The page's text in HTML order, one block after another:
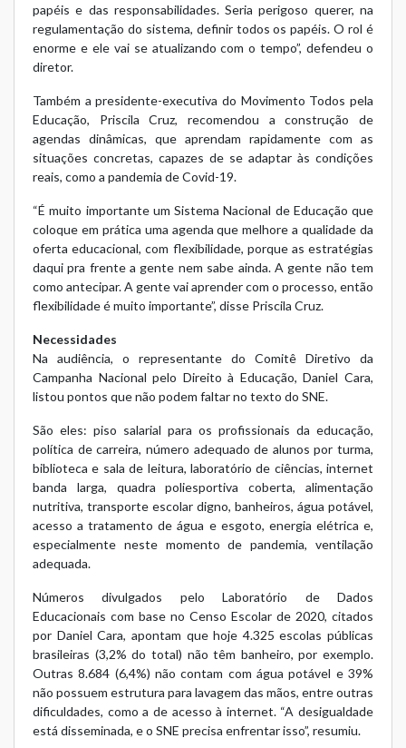
papéis e das responsabilidades. Seria perigoso querer, na
regulamentação do sistema, definir todos os papéis. O rol é
enorme e ele vai se atualizando com o tempo”, defendeu o
diretor.
Também a presidente-executiva do Movimento Todos pela
Educação, Priscila Cruz, recomendou a construção de
agendas dinâmicas, que aprendam rapidamente com as
situações concretas, capazes de se adaptar às condições
reais, como a pandemia de Covid-19.
“É muito importante um Sistema Nacional de Educação que
coloque em prática uma agenda que melhore a qualidade da
oferta educacional, com flexibilidade, porque as estratégias
daqui pra frente a gente nem sabe ainda. A gente não tem
como antecipar. A gente vai aprender com o processo, então
flexibilidade é muito importante”, disse Priscila Cruz.
Necessidades
Na audiência, o representante do Comitê Diretivo da
Campanha Nacional pelo Direito à Educação, Daniel Cara,
listou pontos que não podem faltar no texto do SNE.
São eles: piso salarial para os profissionais da educação,
política de carreira, número adequado de alunos por turma,
biblioteca e sala de leitura, laboratório de ciências, internet
banda larga, quadra poliesportiva coberta, alimentação
nutritiva, transporte escolar digno, banheiros, água potável,
acesso a tratamento de água e esgoto, energia elétrica e,
especialmente neste momento de pandemia, ventilação
adequada.
Números divulgados pelo Laboratório de Dados
Educacionais com base no Censo Escolar de 2020, citados
por Daniel Cara, apontam que hoje 4.325 escolas públicas
brasileiras (3,2% do total) não têm banheiro, por exemplo.
Outras 8.684 (6,4%) não contam com água potável e 39%
não possuem estrutura para lavagem das mãos, entre outras
dificuldades, como a de acesso à internet. “A desigualdade
está disseminada, e o SNE precisa enfrentar isso”, resumiu.